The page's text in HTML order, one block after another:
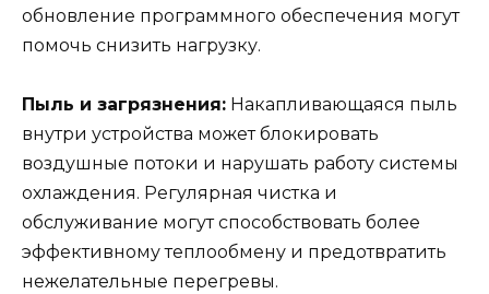
обновление программного обеспечения могут
помочь снизить нагрузку.
Пыль и загрязнения: Накапливающаяся пыль
внутри устройства может блокировать
воздушные потоки и нарушать работу системы
охлаждения. Регулярная чистка и
обслуживание могут способствовать более
эффективному теплообмену и предотвратить
нежелательные перегревы.